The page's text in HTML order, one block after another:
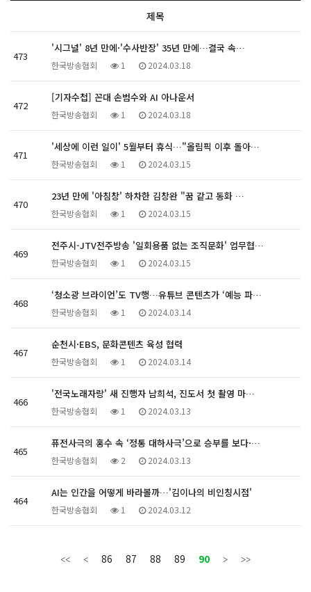
제목
473
'시그널' 8년 만에·'수사반장' 35년 만에…결국 속…
한국방송협회 1 2024.03.18
472
[기자수첩] 꼰대 손범수와 AI 아나운서
한국방송협회 1 2024.03.18
471
'세상에 이런 일이' 5월부터 휴식…"올림픽 이후 돌아…
한국방송협회 1 2024.03.15
470
23년 만에 '아침창' 하차한 김창완 "꿈 같고 동화 …
한국방송협회 1 2024.03.15
469
전주시-JTV전주방송 '일회용품 없는 조직문화' 업무협…
한국방송협회 1 2024.03.15
468
‘청소광 브라이언’도 TV행…유튜브 콘텐츠가 ‘예능 파…
한국방송협회 1 2024.03.14
467
순천시·EBS, 문화콘텐츠 육성 협력
한국방송협회 1 2024.03.14
466
'전국노래자랑' 새 진행자 남희석, 진도서 첫 촬영 마…
한국방송협회 1 2024.03.13
465
퓨전사극의 홍수 속 ‘정통 대하사극’으로 승부를 보다·…
한국방송협회 2 2024.03.13
464
AI는 인간을 어떻게 바라볼까…'김이나의 비인칭시점'
한국방송협회 1 2024.03.12
86 87 88 89 90